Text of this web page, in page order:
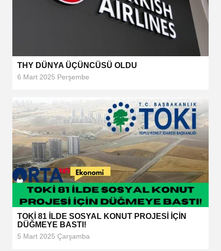
THY DÜNYA ÜÇÜNCÜSÜ OLDU
6 Mart 2025 Perşembe
TOKİ 81 İLDE SOSYAL KONUT PROJESİ İÇİN
DÜĞMEYE BASTI!
5 Mart 2025 Çarşamba